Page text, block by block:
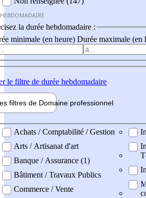
la durée hebdomadaire :
minimale (en heure) Durée maximale (en
le filtre de durée hebdomadaire
filtres de Domaine professionnel
professionel
Achats / Comptabilité / Gestion
Arts / Artisanat d'art
Banque / Assurance (1)
Bâtiment / Travaux Publics
Commerce / Vente